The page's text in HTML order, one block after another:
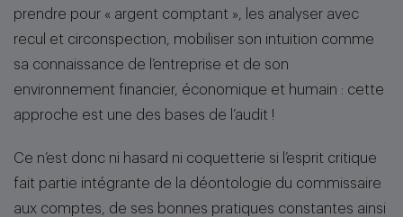
prendre pour « argent comptant », les analyser avec
recul et circonspection, mobiliser son intuition comme
sa connaissance de l’entreprise et de son
environnement financier, économique et humain : cette
approche est une des bases de l’audit !
Ce n’est donc ni hasard ni coquetterie si l’esprit critique
fait partie intégrante de la déontologie du commissaire
aux comptes, de ses bonnes pratiques constantes ainsi